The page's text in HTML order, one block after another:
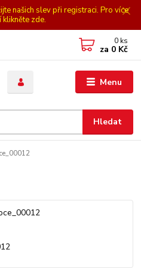
našich slev při registraci. Pro více
klikněte zde.
Menu
Hledat
0 ks
za 0 Kč